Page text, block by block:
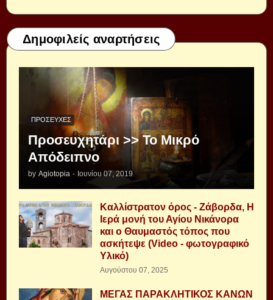
Δημοφιλείς αναρτήσεις
ΠΡΟΣΕΥΧΈΣ
Προσευχητάρι >> Το Μικρό
Απόδειπνο
by Agiotopia - Ιουνίου 07, 2019
Καλλίστρατον όρος - Ζάβορδα, Η
Ιερά μονή του Αγίου Νικάνορα
και ο Θαυμαστός τόπος που
ασκήτεψε (Video - φωτογραφικό
Υλικό)
Αυγούστου 07, 2025
ΜΕΓΑΣ ΠΑΡΑΚΛΗΤΙΚΟΣ ΚΑΝΩΝ